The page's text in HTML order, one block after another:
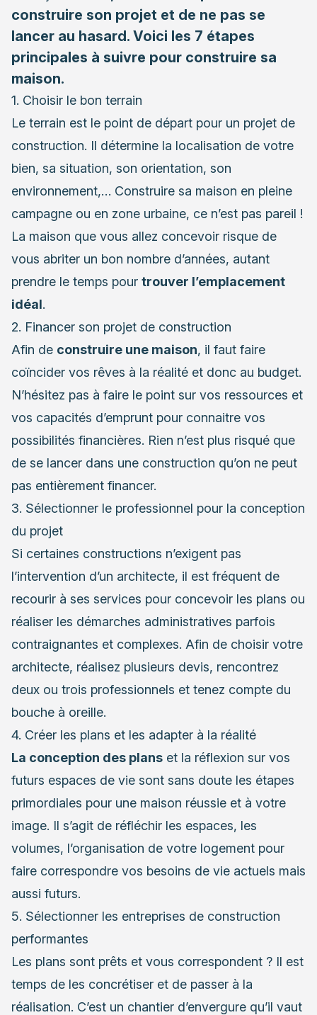
construire son projet et de ne pas se
lancer au hasard. Voici les 7 étapes
principales à suivre pour construire sa
maison.
1. Choisir le bon terrain
Le terrain est le point de départ pour un projet de
construction. Il détermine la localisation de votre
bien, sa situation, son orientation, son
environnement,… Construire sa maison en pleine
campagne ou en zone urbaine, ce n’est pas pareil !
La maison que vous allez concevoir risque de
vous abriter un bon nombre d’années, autant
prendre le temps pour trouver l’emplacement
idéal.
2. Financer son projet de construction
Afin de construire une maison, il faut faire
coïncider vos rêves à la réalité et donc au budget.
N’hésitez pas à faire le point sur vos ressources et
vos capacités d’emprunt pour connaitre vos
possibilités financières. Rien n’est plus risqué que
de se lancer dans une construction qu’on ne peut
pas entièrement financer.
3. Sélectionner le professionnel pour la conception
du projet
Si certaines constructions n’exigent pas
l’intervention d’un architecte, il est fréquent de
recourir à ses services pour concevoir les plans ou
réaliser les démarches administratives parfois
contraignantes et complexes. Afin de choisir votre
architecte, réalisez plusieurs devis, rencontrez
deux ou trois professionnels et tenez compte du
bouche à oreille.
4. Créer les plans et les adapter à la réalité
La conception des plans et la réflexion sur vos
futurs espaces de vie sont sans doute les étapes
primordiales pour une maison réussie et à votre
image. Il s’agit de réfléchir les espaces, les
volumes, l’organisation de votre logement pour
faire correspondre vos besoins de vie actuels mais
aussi futurs.
5. Sélectionner les entreprises de construction
performantes
Les plans sont prêts et vous correspondent ? Il est
temps de les concrétiser et de passer à la
réalisation. C’est un chantier d’envergure qu’il vaut